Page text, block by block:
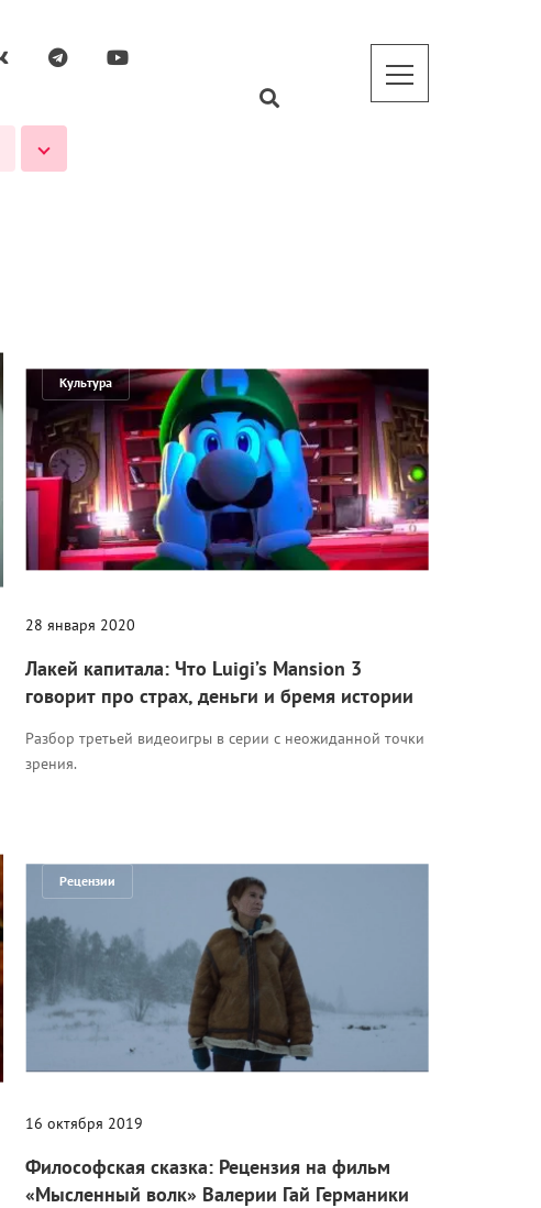
Культура
28 января 2020
Лакей капитала: Что Luigi’s Mansion 3
говорит про страх, деньги и бремя истории
Разбор третьей видеоигры в серии с неожиданной точки
зрения.
Рецензии
16 октября 2019
Философская сказка: Рецензия на фильм
«Мысленный волк» Валерии Гай Германики